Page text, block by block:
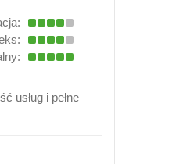
usług i pełne